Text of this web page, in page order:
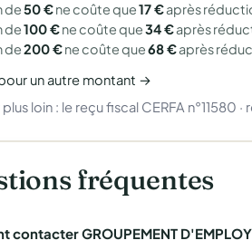
de50 €ne coûte que17 €après
de100 €ne coûte que34 €après
de200 €ne coûte que68 €après
un autre montant →
loin : le reçu fiscal CERFA n°11580 ·
fréquentes
contacter GROUPEMENT